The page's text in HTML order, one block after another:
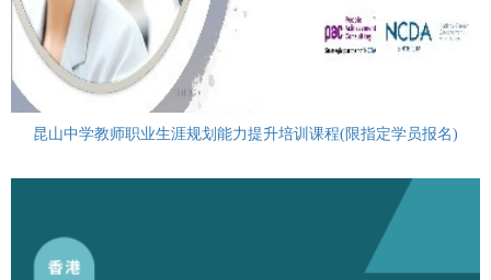
昆山中学教师职业生涯规划能力提升培训课程(限指定学员报名)